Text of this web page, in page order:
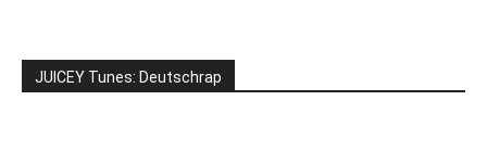
JUICEY Tunes: Deutschrap